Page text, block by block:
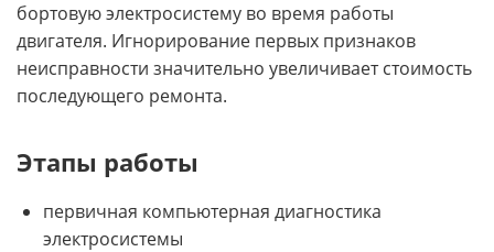
бортовую электросистему во время работы
двигателя. Игнорирование первых признаков
неисправности значительно увеличивает стоимость
последующего ремонта.
Этапы работы
первичная компьютерная диагностика
электросистемы